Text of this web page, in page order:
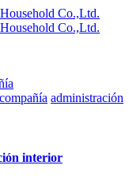
administración
interior